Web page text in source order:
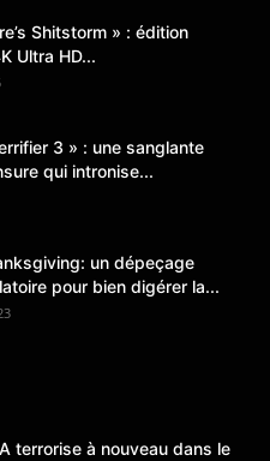
Shitstorm » : édition
Ultra HD...
3 » : une sanglante
qui intronise...
un dépeçage
pour bien digérer la...
terrorise à nouveau dans le